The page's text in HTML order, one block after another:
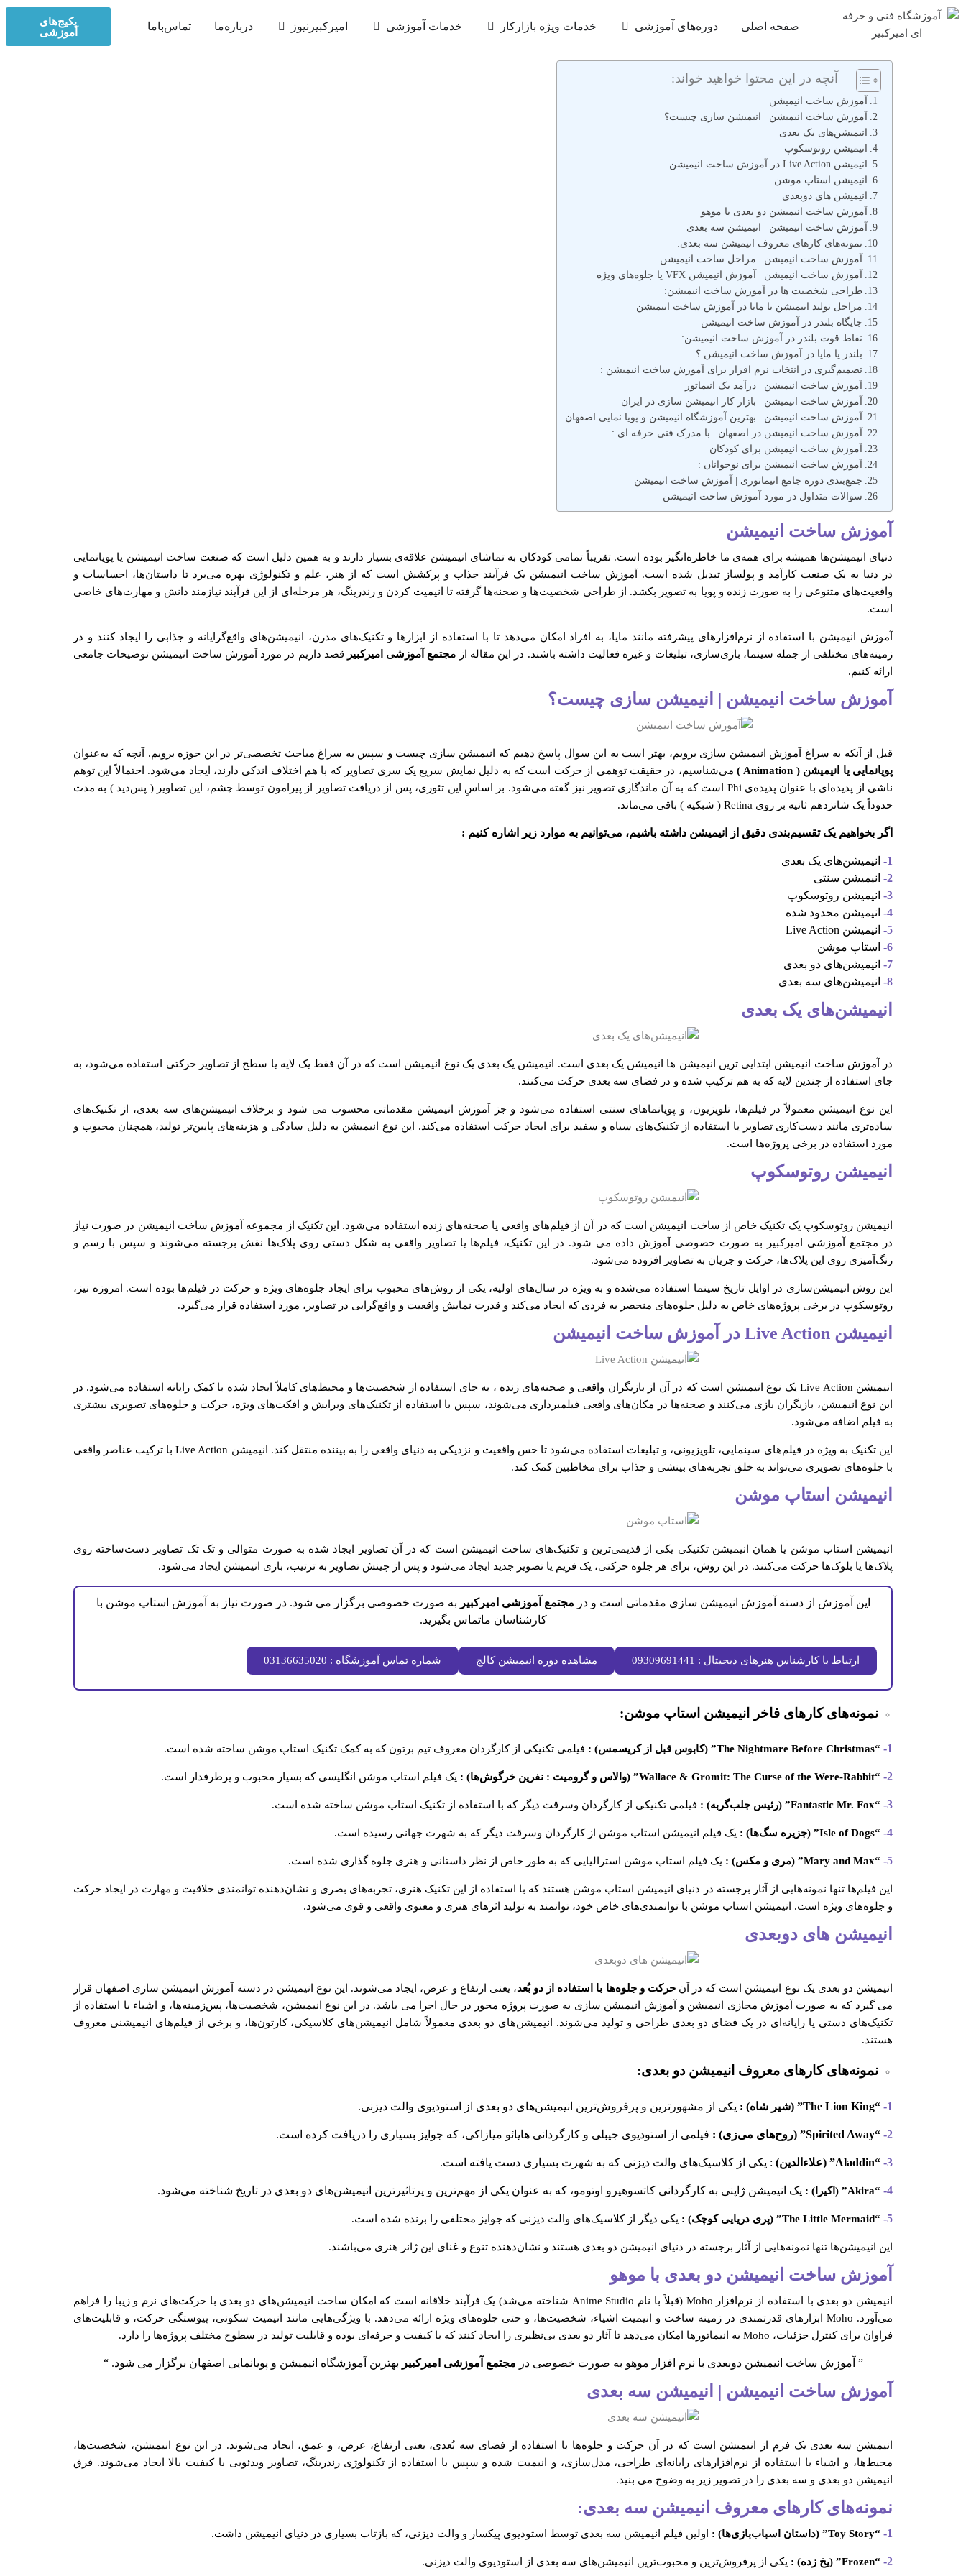
صفحه اصلی دوره‌های آموزشی خدمات ویژه بازارکار خدمات آموزشی امیرکبیرنیوز درباره‌ما تماس‌با‌ما
پکیج‌های
آموزشی
آنچه در این محتوا خواهید خواند:
آموزش ساخت انیمیشن
آموزش ساخت انیمیشن | انیمیشن سازی چیست؟
انیمیشن‌های یک بعدی
انیمیشن روتوسکوپ
انیمیشن Live Action در آموزش ساخت انیمیشن
انیمیشن استاپ موشن
انیمیشن های دوبعدی
آموزش ساخت انیمیشن دو بعدی با موهو
آموزش ساخت انیمیشن | انیمیشن سه بعدی
نمونه‌های کارهای معروف انیمیشن سه بعدی:
آموزش ساخت انیمیشن | مراحل ساخت انیمیشن
آموزش ساخت انیمیشن | آموزش انیمیشن VFX یا جلوه‌های ویژه
طراحی شخصیت ها در آموزش ساخت انیمیشن:
مراحل تولید انیمیشن با مایا در آموزش ساخت انیمیشن
جایگاه بلندر در آموزش ساخت انیمیشن
نقاط قوت بلندر در آموزش ساخت انیمیشن:
بلندر یا مایا در آموزش ساخت انیمیشن ؟
تصمیم‌گیری در انتخاب نرم افزار برای آموزش ساخت انیمیشن :
آموزش ساخت انیمیشن | درآمد یک انیماتور
آموزش ساخت انیمیشن | بازار کار انیمیشن سازی در ایران
آموزش ساخت انیمیشن | بهترین آموزشگاه انیمیشن و پویا نمایی اصفهان
آموزش ساخت انیمیشن در اصفهان | با مدرک فنی حرفه ای :
آموزش ساخت انیمیشن برای کودکان
آموزش ساخت انیمیشن برای نوجوانان :
جمع‌بندی دوره جامع انیماتوری | آموزش ساخت انیمیشن
سوالات متداول در مورد آموزش ساخت انیمیشن
آموزش ساخت انیمیشن
دنیای انیمیشن‌ها همیشه برای همه‌ی ما خاطره‌انگیز بوده است. تقریباً تمامی کودکان به تماشای انیمیشن علاقه‌ی بسیار دارند و به همین دلیل است که صنعت ساخت انیمیشن یا پویانمایی
در دنیا به یک صنعت کارآمد و پولساز تبدیل شده است. آموزش ساخت انیمیشن یک فرآیند جذاب و پرکشش است که از هنر، علم و تکنولوژی بهره می‌برد تا داستان‌ها، احساسات و
واقعیت‌های متنوعی را به صورت زنده و پویا به تصویر بکشد. از طراحی شخصیت‌ها و صحنه‌ها گرفته تا انیمیت کردن و رندرینگ، هر مرحله‌ای از این فرآیند نیازمند دانش و مهارت‌های خاصی
است.
آموزش انیمیشن با استفاده از نرم‌افزارهای پیشرفته مانند مایا، به افراد امکان می‌دهد تا با استفاده از ابزارها و تکنیک‌های مدرن، انیمیشن‌های واقع‌گرایانه و جذابی را ایجاد کنند و در
زمینه‌های مختلفی از جمله سینما، بازی‌سازی، تبلیغات و غیره فعالیت داشته باشند. در این مقاله از مجتمع آموزشی امیرکبیر قصد داریم در مورد آموزش ساخت انیمیشن توضیحات جامعی
ارائه کنیم.
آموزش ساخت انیمیشن | انیمیشن سازی چیست؟
قبل از آنکه به سراغ آموزش انیمیشن سازی برویم، بهتر است به این سوال پاسخ دهیم که انیمیشن سازی چیست و سپس به سراغ مباحث تخصصی‌تر در این حوزه برویم. آنچه که به‌عنوان
پویانمایی یا انیمیشن ( Animation )
می‌شناسیم، در حقیقت توهمی از حرکت است که به دلیل نمایش سریع یک سری تصاویر که با هم اختلاف اندکی دارند، ایجاد می‌شود. احتمالاً این توهم
ناشی از پدیده‌ای با عنوان پدیده‌ی Phi است که به آن ماندگاری تصویر نیز گفته می‌شود. بر اساسِ این تئوری، پس از دریافت تصاویر از پیرامون توسط چشم، این تصاویر ( پس‌دید ) به مدت
حدوداً یک شانزدهم ثانیه بر روی Retina ( شبکیه ) باقی می‌ماند.
اگر بخواهیم یک تقسیم‌بندی دقیق از انیمیشن داشته باشیم، می‌توانیم به موارد زیر اشاره کنیم :
1-
انیمیشن‌های یک بعدی
2-
انیمیشن سنتی
3-
انیمیشن روتوسکوپ
4-
انیمیشن محدود شده
5-
انیمیشن Live Action
6-
استاپ موشن
7-
انیمیشن‌های دو بعدی
8-
انیمیشن‌های سه بعدی
انیمیشن‌های یک بعدی
در آموزش ساخت انیمیشن ابتدایی ترین انیمیشن ها انیمیشن یک بعدی است. انیمیشن یک بعدی یک نوع انیمیشن است که در آن فقط یک لایه یا سطح از تصاویر حرکتی استفاده می‌شود، به
جای استفاده از چندین لایه که به هم ترکیب شده و در فضای سه بعدی حرکت می‌کنند.
این نوع انیمیشن معمولاً در فیلم‌ها، تلویزیون، و پویانماهای سنتی استفاده می‌شود و جز آموزش انیمیشن مقدماتی محسوب می شود و برخلاف انیمیشن‌های سه بعدی، از تکنیک‌های
ساده‌تری مانند دست‌کاری تصاویر یا استفاده از تکنیک‌های سیاه و سفید برای ایجاد حرکت استفاده می‌کند. این نوع انیمیشن به دلیل سادگی و هزینه‌های پایین‌تر تولید، همچنان محبوب و
مورد استفاده در برخی پروژه‌ها است.
انیمیشن روتوسکوپ
انیمیشن روتوسکوپ یک تکنیک خاص از ساخت انیمیشن است که در آن از فیلم‌های واقعی یا صحنه‌های زنده استفاده می‌شود. این تکنیک از مجموعه آموزش ساخت انیمیشن در صورت نیاز
در مجتمع آموزشی امیرکبیر به صورت خصوصی آموزش داده می شود. در این تکنیک، فیلم‌ها یا تصاویر واقعی به شکل دستی روی پلاک‌ها نقش برجسته می‌شوند و سپس با رسم و
رنگ‌آمیزی روی این پلاک‌ها، حرکت و جریان به تصاویر افزوده می‌شود.
این روش انیمیشن‌سازی در اوایل تاریخ سینما استفاده می‌شده و به ویژه در سال‌های اولیه، یکی از روش‌های محبوب برای ایجاد جلوه‌های ویژه و حرکت در فیلم‌ها بوده است. امروزه نیز،
روتوسکوپ در برخی پروژه‌های خاص به دلیل جلوه‌های منحصر به فردی که ایجاد می‌کند و قدرت نمایش واقعیت و واقع‌گرایی در تصاویر، مورد استفاده قرار می‌گیرد.
انیمیشن Live Action در آموزش ساخت انیمیشن
انیمیشن Live Action یک نوع انیمیشن است که در آن از بازیگران واقعی و صحنه‌های زنده ، به جای استفاده از شخصیت‌ها و محیط‌های کاملاً ایجاد شده با کمک رایانه استفاده می‌شود. در
این نوع انیمیشن، بازیگران بازی می‌کنند و صحنه‌ها در مکان‌های واقعی فیلمبرداری می‌شوند، سپس با استفاده از تکنیک‌های ویرایش و افکت‌های ویژه، حرکت و جلوه‌های تصویری بیشتری
به فیلم اضافه می‌شود.
این تکنیک به ویژه در فیلم‌های سینمایی، تلویزیونی، و تبلیغات استفاده می‌شود تا حس واقعیت و نزدیکی به دنیای واقعی را به بیننده منتقل کند. انیمیشن Live Action با ترکیب عناصر واقعی
با جلوه‌های تصویری می‌تواند به خلق تجربه‌های بینشی و جذاب برای مخاطبین کمک کند.
انیمیشن استاپ موشن
انیمیشن استاپ موشن یا همان انیمیشن تکنیکی یکی از قدیمی‌ترین و تکنیک‌های ساخت انیمیشن است که در آن تصاویر ایجاد شده به صورت متوالی و تک تک تصاویر دست‌ساخته روی
پلاک‌ها یا بلوک‌ها حرکت می‌کنند. در این روش، برای هر جلوه حرکتی، یک فریم یا تصویر جدید ایجاد می‌شود و پس از چینش تصاویر به ترتیب، بازی انیمیشن ایجاد می‌شود.
این آموزش از دسته آموزش انیمیشن سازی مقدماتی است و در مجتمع آموزشی امیرکبیر به صورت خصوصی برگزار می شود. در صورت نیاز به آموزش استاپ موشن با
کارشناسان ماتماس بگیرید.
ارتباط با کارشناس هنرهای دیجیتال : 09309691441 مشاهده دوره انیمیشن کالج شماره تماس آموزشگاه : 03136635020
نمونه‌های کارهای فاخر انیمیشن استاپ موشن:
1- “The Nightmare Before Christmas” (کابوس قبل از کریسمس) : فیلمی تکنیکی از کارگردان معروف تیم برتون که به کمک تکنیک استاپ موشن ساخته شده است.
2- “Wallace & Gromit: The Curse of the Were-Rabbit” (والاس و گرومیت : نفرین خرگوش‌ها) : یک فیلم استاپ موشن انگلیسی که بسیار محبوب و پرطرفدار است.
3- “Fantastic Mr. Fox” (رئیس جلب‌گربه) : فیلمی تکنیکی از کارگردان وسرقت دیگر که با استفاده از تکنیک استاپ موشن ساخته شده است.
4- “Isle of Dogs” (جزیره سگ‌ها) : یک فیلم انیمیشن استاپ موشن از کارگردان وسرقت دیگر که به شهرت جهانی رسیده است.
5- “Mary and Max” (مری و مکس) : یک فیلم استاپ موشن استرالیایی که به طور خاص از نظر داستانی و هنری جلوه گذاری شده است.
این فیلم‌ها تنها نمونه‌هایی از آثار برجسته در دنیای انیمیشن استاپ موشن هستند که با استفاده از این تکنیک هنری، تجربه‌های بصری و نشان‌دهنده توانمندی خلاقیت و مهارت در ایجاد حرکت
و جلوه‌های ویژه است. انیمیشن استاپ موشن با توانمندی‌های خاص خود، توانمند به تولید اثرهای هنری و معنوی واقعی و قوی می‌شود.
انیمیشن های دوبعدی
انیمیشن دو بعدی یک نوع انیمیشن است که در آنحرکت و جلوه‌ها با استفاده از دو بُعد، یعنی ارتفاع و عرض، ایجاد می‌شوند. این نوع انیمیشن در دسته آموزش انیمیشن سازی اصفهان قرار
می گیرد که به صورت آموزش مجازی انیمیشن و آموزش انیمیشن سازی به صورت پروژه محور در حال اجرا می باشد. در این نوع انیمیشن، شخصیت‌ها، پس‌زمینه‌ها، و اشیاء با استفاده از
تکنیک‌های دستی یا رایانه‌ای در یک فضای دو بعدی طراحی و تولید می‌شوند. انیمیشن‌های دو بعدی معمولاً شامل انیمیشن‌های کلاسیکی، کارتون‌ها، و برخی از فیلم‌های انیمیشنی معروف
هستند.
نمونه‌های کارهای معروف انیمیشن دو بعدی:
1- “The Lion King” (شیر شاه) : یکی از مشهورترین و پرفروش‌ترین انیمیشن‌های دو بعدی از استودیوی والت دیزنی.
2- “Spirited Away” (روح‌های می‌زی) : فیلمی از استودیوی جیبلی و کارگردانی هایائو میازاکی، که جوایز بسیاری را دریافت کرده است.
3- “Aladdin” (علاءالدین) : یکی از کلاسیک‌های والت دیزنی که به شهرت بسیاری دست یافته است.
4- “Akira” (اکیرا) : یک انیمیشن ژاپنی به کارگردانی کاتسوهیرو اوتومو، که به عنوان یکی از مهم‌ترین و پرتاثیرترین انیمیشن‌های دو بعدی در تاریخ شناخته می‌شود.
5- “The Little Mermaid” (پری دریایی کوچک) : یکی دیگر از کلاسیک‌های والت دیزنی که جوایز مختلفی را برنده شده است.
این انیمیشن‌ها تنها نمونه‌هایی از آثار برجسته در دنیای انیمیشن دو بعدی هستند و نشان‌دهنده تنوع و غنای این ژانر هنری می‌باشند.
آموزش ساخت انیمیشن دو بعدی با موهو
انیمیشن دو بعدی با استفاده از نرم‌افزار Moho (قبلاً با نام Anime Studio شناخته می‌شد) یک فرآیند خلاقانه است که امکان ساخت انیمیشن‌های دو بعدی با حرکت‌های نرم و زیبا را فراهم
می‌آورد. Moho ابزارهای قدرتمندی در زمینه ساخت و انیمیت اشیاء، شخصیت‌ها، و حتی جلوه‌های ویژه ارائه می‌دهد. با ویژگی‌هایی مانند انیمیت سکونی، پیوستگی حرکت، و قابلیت‌های
فراوان برای کنترل جزئیات، Moho به انیماتورها امکان می‌دهد تا آثار دو بعدی بی‌نظیری را ایجاد کنند که با کیفیت و حرفه‌ای بوده و قابلیت تولید در سطوح مختلف پروژه‌ها را دارد.
” آموزش ساخت انیمیشن دوبعدی با نرم افزار موهو به صورت خصوصی در مجتمع آموزشی امیرکبیر بهترین آموزشگاه انیمیشن و پویانمایی اصفهان برگزار می شود. “
آموزش ساخت انیمیشن | انیمیشن سه بعدی
انیمیشن سه بعدی یک فرم از انیمیشن است که در آن حرکت و جلوه‌ها با استفاده از فضای سه بُعدی، یعنی ارتفاع، عرض، و عمق، ایجاد می‌شوند. در این نوع انیمیشن، شخصیت‌ها،
محیط‌ها، و اشیاء با استفاده از نرم‌افزارهای رایانه‌ای طراحی، مدل‌سازی، و انیمیت شده و سپس با استفاده از تکنولوژی رندرینگ، تصاویر ویدئویی با کیفیت بالا ایجاد می‌شوند. فرق
انیمیشن دو بعدی و سه بعدی را در تصویر زیر به وضوح می بنید.
نمونه‌های کارهای معروف انیمیشن سه بعدی:
1- “Toy Story” (داستان اسباب‌بازی‌ها) : اولین فیلم انیمیشن سه بعدی توسط استودیوی پیکسار و والت دیزنی، که بازتاب بسیاری در دنیای انیمیشن داشت.
2- “Frozen” (یخ زده) : یکی از پرفروش‌ترین و محبوب‌ترین انیمیشن‌های سه بعدی از استودیوی والت دیزنی.